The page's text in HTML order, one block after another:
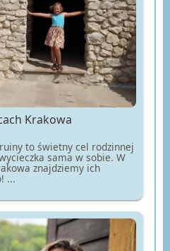
Krakowa
to świetny cel rodzinnej
sama w sobie. W
znajdziemy ich
...